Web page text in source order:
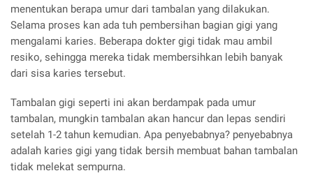
menentukan berapa umur dari tambalan yang dilakukan.
Selama proses kan ada tuh pembersihan bagian gigi yang
mengalami karies. Beberapa dokter gigi tidak mau ambil
resiko, sehingga mereka tidak membersihkan lebih banyak
dari sisa karies tersebut.
Tambalan gigi seperti ini akan berdampak pada umur
tambalan, mungkin tambalan akan hancur dan lepas sendiri
setelah 1-2 tahun kemudian. Apa penyebabnya? penyebabnya
adalah karies gigi yang tidak bersih membuat bahan tambalan
tidak melekat sempurna.